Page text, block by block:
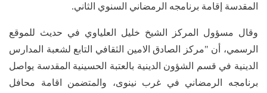
المقدسة إقامة برنامجه الرمضاني السنوي الثاني.
وقال مسؤول المركز الشيخ خليل العلياوي في حديث للموقع
الرسمي، أن "مركز الصادق الامين الثقافي التابع لشعبة المدارس
الدينية في قسم الشؤون الدينية بالعتبة الحسينية المقدسة يواصل
برنامجه الرمضاني في غرب نينوى، والمتضمن اقامة محافل